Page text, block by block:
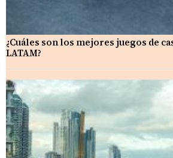
¿Cuáles son los mejores juegos de
LATAM?